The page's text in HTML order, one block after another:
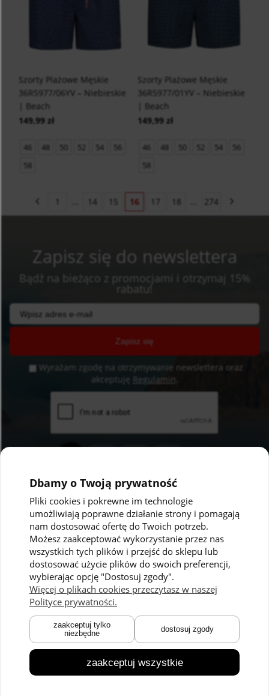
Szorty Plażowe Męskie
36R5977/06YV – Niebieskie
| Beach
149,99 zł
46 48 50 52 54
56
58
Szorty Plażowe Męskie
36R5977/01YV – Niebieskie
| Beach
149,99 zł
46 48 50 52 54
56
58
1 14 15 16 17 18 274
Zapisz się do newslettera
Bądź na bieżąco z promocjami i otrzymaj 15%
rabatu!
Zapisz się
Wyrażam zgodę na otrzymywanie newslettera oraz
akceptuję Regulamin
Pomoc
Polityka prywatności
Regulaminy
Kontakt
Moje konto
Twoje zamówienia
Ustawienia konta
Przechowalnia
Płatności i dostawa
Zwroty i reklamacje
O nas
O marce
Technologie
Blog
Dbamy o Twoją prywatność
Pliki cookies i pokrewne im technologie
umożliwiają poprawne działanie strony i pomagają
nam dostosować ofertę do Twoich potrzeb.
Możesz zaakceptować wykorzystanie przez nas
wszystkich tych plików i przejść do sklepu lub
dostosować użycie plików do swoich preferencji,
wybierając opcję "Dostosuj zgody".
Więcej o plikach cookies przeczytasz w naszej
Polityce prywatności.
zaakceptuj tylko
niezbędne
dostosuj zgody
zaakceptuj wszystkie